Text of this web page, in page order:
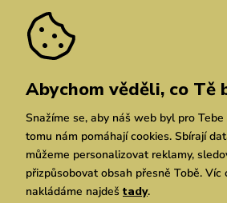
Pozáruční opravy
We Care
Dárkové poukazy
Vuchlook
Prodejny
Praha Brno Chrudim
Zásady ochrany osobních údajů
Abychom věděli, co Tě
Snažíme se, aby náš web byl pro
tomu nám pomáhají cookies. Sbírají
můžeme personalizovat reklamy,
přizpůsobovat obsah přesně Tobě. Víc
nakládáme najdeš tady.